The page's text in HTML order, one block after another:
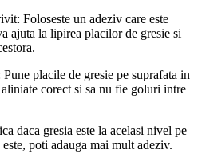
Foloseste un adeziv care este
ajuta la lipirea placilor de gresie si
placile de gresie pe suprafata in
corect si sa nu fie goluri intre
daca gresia este la acelasi nivel pe
poti adauga mai mult adeziv.